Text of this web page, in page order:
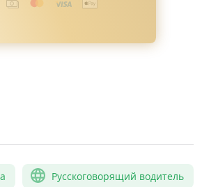
Русскоговорящий водитель